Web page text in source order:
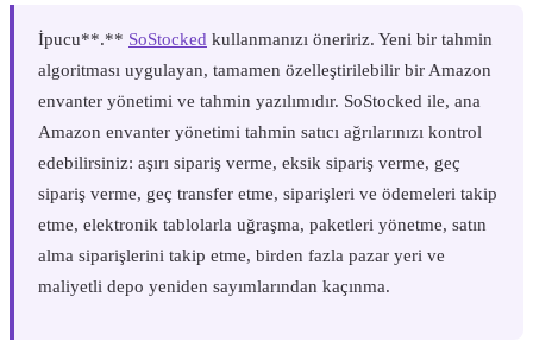
‍İpucu**.** SoStocked kullanmanızı öneririz. Yeni bir tahmin
algoritması uygulayan, tamamen özelleştirilebilir bir Amazon
envanter yönetimi ve tahmin yazılımıdır. SoStocked ile, ana
Amazon envanter yönetimi tahmin satıcı ağrılarınızı kontrol
edebilirsiniz: aşırı sipariş verme, eksik sipariş verme, geç
sipariş verme, geç transfer etme, siparişleri ve ödemeleri takip
etme, elektronik tablolarla uğraşma, paketleri yönetme, satın
alma siparişlerini takip etme, birden fazla pazar yeri ve
maliyetli depo yeniden sayımlarından kaçınma.